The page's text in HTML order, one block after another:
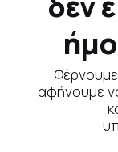
αφήνουμε